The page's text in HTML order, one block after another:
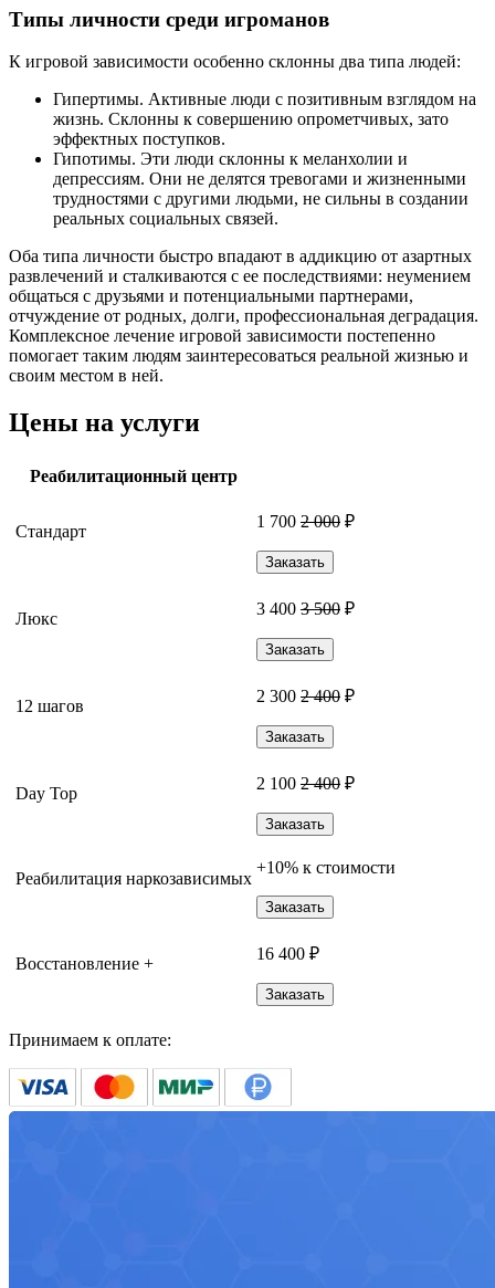
Типы личности среди игроманов
К игровой зависимости особенно склонны два типа людей:
Гипертимы. Активные люди с позитивным взглядом на
жизнь. Склонны к совершению опрометчивых, зато
эффектных поступков.
Гипотимы. Эти люди склонны к меланхолии и
депрессиям. Они не делятся тревогами и жизненными
трудностями с другими людьми, не сильны в создании
реальных социальных связей.
Оба типа личности быстро впадают в аддикцию от азартных
развлечений и сталкиваются с ее последствиями: неумением
общаться с друзьями и потенциальными партнерами,
отчуждение от родных, долги, профессиональная деградация.
Комплексное лечение игровой зависимости постепенно
помогает таким людям заинтересоваться реальной жизнью и
своим местом в ней.
Цены на услуги
Реабилитационный центр
Стандарт
1 700 2 000 ₽
Заказать
Люкс
3 400 3 500 ₽
Заказать
12 шагов
2 300 2 400 ₽
Заказать
Day Top
2 100 2 400 ₽
Заказать
Реабилитация наркозависимых
+10% к стоимости
Заказать
Восстановление +
16 400 ₽
Заказать
Принимаем к оплате: